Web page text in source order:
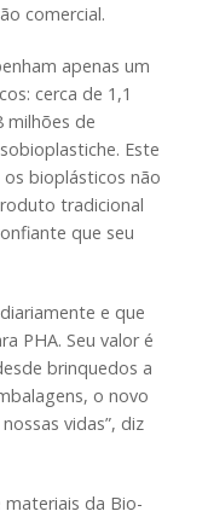
comercial.
apenas um
cerca de 1,1
milhões de
Este
bioplásticos não
tradicional
que seu
e que
PHA. Seu valor é
brinquedos a
o novo
vidas”, diz
materiais da Bio-